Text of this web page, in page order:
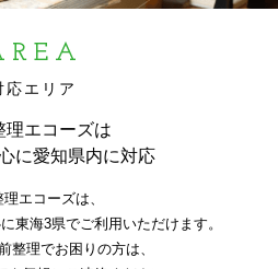
応エリア
理エコーズは
に愛知県内に対応
エコーズは、
東海3県でご利用いただけます。
整理でお困りの方は、